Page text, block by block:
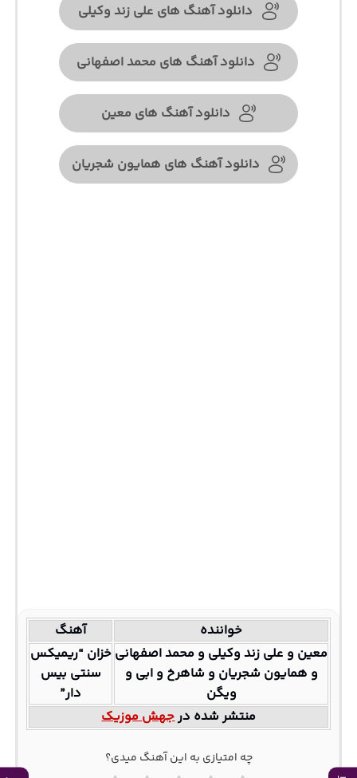
دانلود آهنگ های علی زند وکیلی
دانلود آهنگ های محمد اصفهانی
دانلود آهنگ های معین
دانلود آهنگ های همایون شجریان
خواننده
آهنگ
معین و علی زند وکیلی و محمد اصفهانی
و همایون شجریان و شاهرخ و ابی و
ویگن
خزان “ریمیکس
سنتی بیس
دار”
منتشر شده درجهش موزیک
چه امتیازی به این آهنگ میدی؟